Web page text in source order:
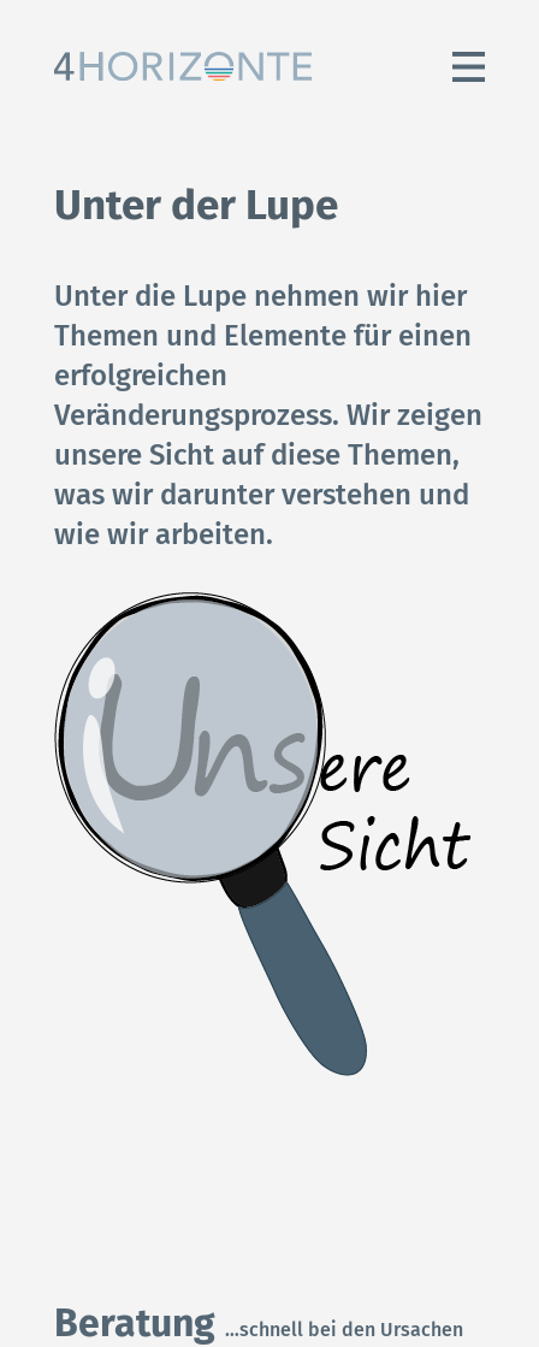
HOME
DIAGNOSE-WORKSHOP
FÜR SCALE-UPS
ÜBER UNS
BLOG
KONTAKT
Unter der Lupe
Unter die Lupe nehmen wir hier
Themen und Elemente für einen
erfolgreichen
Veränderungsprozess. Wir zeigen
unsere Sicht auf diese Themen,
was wir darunter verstehen und
wie wir arbeiten.
Beratung …schnell bei den Ursachen